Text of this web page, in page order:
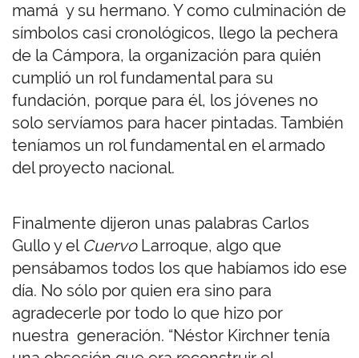
mamá y su hermano. Y como culminación de
símbolos casi cronológicos, llego la pechera
de la Cámpora, la organización para quién
cumplió un rol fundamental para su
fundación, porque para él, los jóvenes no
solo servíamos para hacer pintadas. También
teníamos un rol fundamental en el armado
del proyecto nacional.
Finalmente dijeron unas palabras Carlos
Gullo y el Cuervo Larroque, algo que
pensábamos todos los que habíamos ido ese
día. No sólo por quien era sino para
agradecerle por todo lo que hizo por
nuestra generación. “Néstor Kirchner tenía